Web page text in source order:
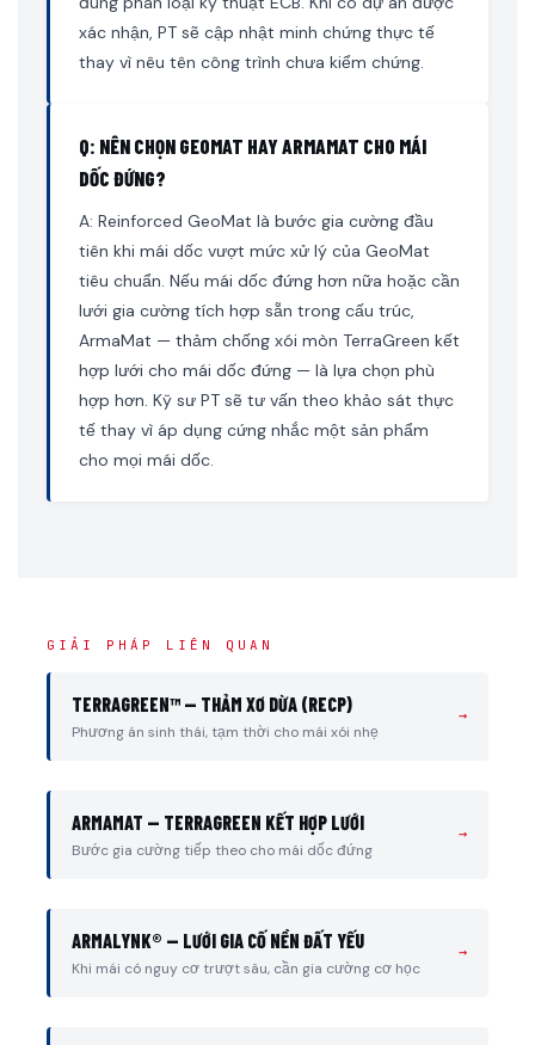
xác nhận, PT sẽ cập nhật minh chứng thực tế
thay vì nêu tên công trình chưa kiểm chứng.
Q: NÊN CHỌN GEOMAT HAY ARMAMAT CHO MÁI
DỐC ĐỨNG?
A: Reinforced GeoMat là bước gia cường đầu
tiên khi mái dốc vượt mức xử lý của GeoMat
tiêu chuẩn. Nếu mái dốc đứng hơn nữa hoặc cần
lưới gia cường tích hợp sẵn trong cấu trúc,
ArmaMat — thảm chống xói mòn TerraGreen kết
hợp lưới cho mái dốc đứng — là lựa chọn phù
hợp hơn. Kỹ sư PT sẽ tư vấn theo khảo sát thực
tế thay vì áp dụng cứng nhắc một sản phẩm
cho mọi mái dốc.
GIẢI PHÁP LIÊN QUAN
TERRAGREEN™ — THẢM XƠ DỪA (RECP)
Phương án sinh thái, tạm thời cho mái xói nhẹ
→
ARMAMAT — TERRAGREEN KẾT HỢP LƯỚI
Bước gia cường tiếp theo cho mái dốc đứng
→
ARMALYNK® — LƯỚI GIA CỐ NỀN ĐẤT YẾU
Khi mái có nguy cơ trượt sâu, cần gia cường cơ học
→